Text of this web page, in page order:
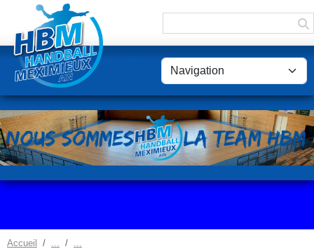
Accueil
Panneau de gestion des cookies